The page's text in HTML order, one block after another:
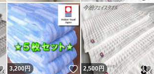
いいね！
3,200円 いいね！
2,500円